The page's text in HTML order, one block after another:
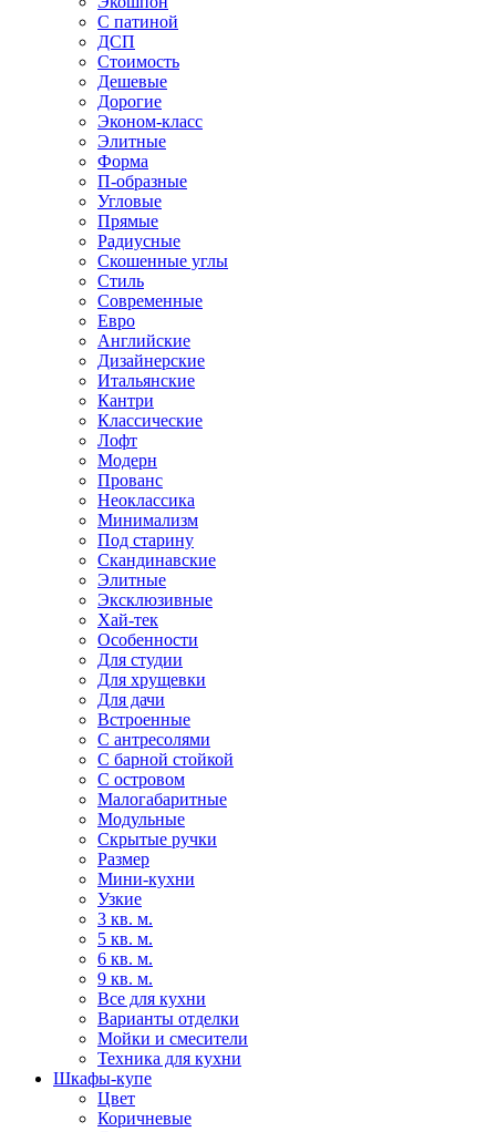
С патиной
ДСП
Стоимость
Дешевые
Дорогие
Эконом-класс
Элитные
Форма
П-образные
Угловые
Прямые
Радиусные
Скошенные углы
Стиль
Современные
Евро
Английские
Дизайнерские
Итальянские
Кантри
Классические
Лофт
Модерн
Прованс
Неоклассика
Минимализм
Под старину
Скандинавские
Элитные
Эксклюзивные
Хай-тек
Особенности
Для студии
Для хрущевки
Для дачи
Встроенные
С антресолями
С барной стойкой
С островом
Малогабаритные
Модульные
Скрытые ручки
Размер
Мини-кухни
Узкие
3 кв. м.
5 кв. м.
6 кв. м.
9 кв. м.
Все для кухни
Варианты отделки
Мойки и смесители
Техника для кухни
Шкафы-купе
Цвет
Коричневые